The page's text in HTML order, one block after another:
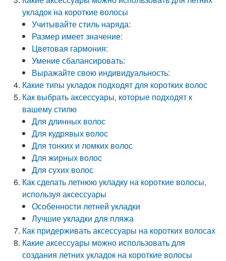
укладок на короткие волосы
Учитывайте стиль наряда:
Размер имеет значение:
Цветовая гармония:
Умение сбалансировать:
Выражайте свою индивидуальность:
Какие типы укладок подходят для коротких волос
Как выбрать аксессуары, которые подходят к
вашему стилю
Для длинных волос
Для кудрявых волос
Для тонких и ломких волос
Для жирных волос
Для сухих волос
Как сделать летнюю укладку на короткие волосы,
используя аксессуары
Особенности летней укладки
Лучшие укладки для пляжа
Как придерживать аксессуары на коротких волосах
Какие аксессуары можно использовать для
создания летних укладок на короткие волосы